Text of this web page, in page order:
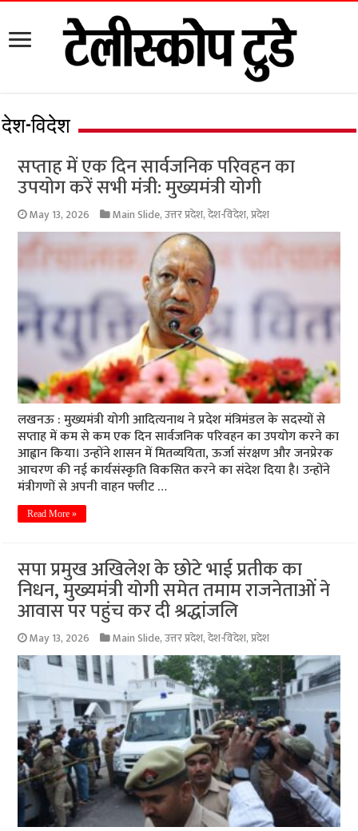
देश-विदेश
सप्ताह में एक दिन सार्वजनिक परिवहन का
उपयोग करें सभी मंत्री: मुख्यमंत्री योगी
May 13, 2026 Main Slide,उत्तर प्रदेश,देश-विदेश,प्रदेश
लखनऊ : मुख्यमंत्री योगी आदित्यनाथ ने प्रदेश मंत्रिमंडल के सदस्यों से
सप्ताह में कम से कम एक दिन सार्वजनिक परिवहन का उपयोग करने का
आह्वान किया। उन्हाेंने शासन में मितव्ययिता, ऊर्जा संरक्षण और जनप्रेरक
आचरण की नई कार्यसंस्कृति विकसित करने का संदेश दिया है। उन्होंने
मंत्रीगणों से अपनी वाहन फ्लीट …
Read More »
सपा प्रमुख अखिलेश के छोटे भाई प्रतीक का
निधन, मुख्यमंत्री याेगी समेत तमाम राजनेताओं ने
आवास पर पहुंच कर दी श्रद्धांजलि
May 13, 2026 Main Slide,उत्तर प्रदेश,देश-विदेश,प्रदेश